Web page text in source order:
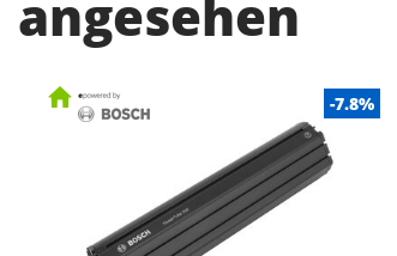
angesehen
-7.8%